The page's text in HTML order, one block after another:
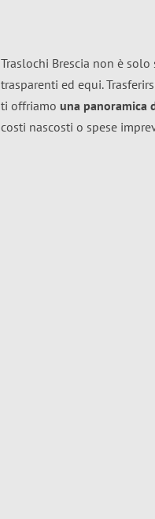
Traslochi Brescia non è
trasparenti ed equi.
ti offriamo una panoramica
costi nascosti o spese